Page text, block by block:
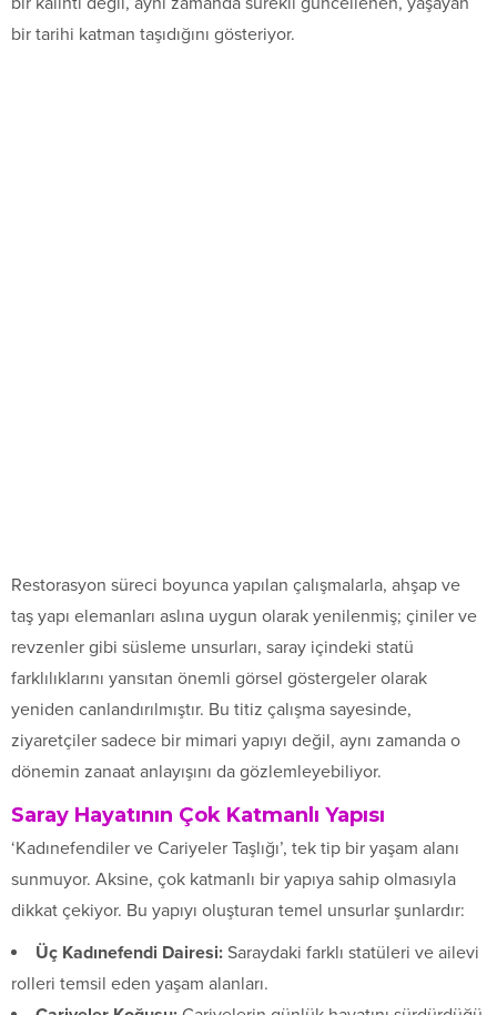
bir tarihi katman taşıdığını gösteriyor.
Restorasyon süreci boyunca yapılan çalışmalarla, ahşap ve
taş yapı elemanları aslına uygun olarak yenilenmiş; çiniler ve
revzenler gibi süsleme unsurları, saray içindeki statü
farklılıklarını yansıtan önemli görsel göstergeler olarak
yeniden canlandırılmıştır. Bu titiz çalışma sayesinde,
ziyaretçiler sadece bir mimari yapıyı değil, aynı zamanda o
dönemin zanaat anlayışını da gözlemleyebiliyor.
Saray Hayatının Çok Katmanlı Yapısı
‘Kadınefendiler ve Cariyeler Taşlığı’, tek tip bir yaşam alanı
sunmuyor. Aksine, çok katmanlı bir yapıya sahip olmasıyla
dikkat çekiyor. Bu yapıyı oluşturan temel unsurlar şunlardır:
Üç Kadınefendi Dairesi: Saraydaki farklı statüleri ve ailevi
rolleri temsil eden yaşam alanları.